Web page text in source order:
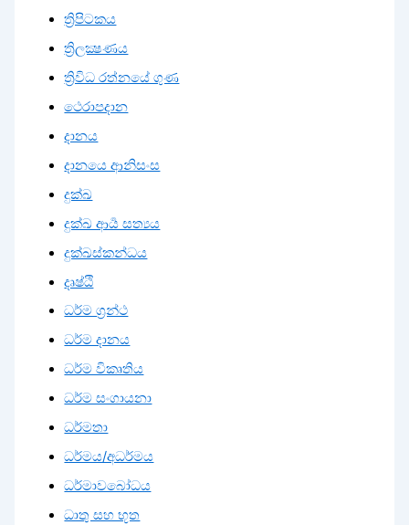
ත්‍රිපිටකය
ත්‍රිලක්‍ෂණය
ත්‍රිවිධ රත්නයේ ගුණ
ථෙරාපදාන
දානය
දානයෙ ආනිසංස
දුක්ඛ
දුක්ඛ ආර්‍ය සත්‍යය
දුක්ඛස්කන්ධය
දෘෂ්ඨි
ධර්ම ග්‍රන්ථ
ධර්ම දානය
ධර්ම විකෘතිය
ධර්ම සංගායනා
ධර්මතා
ධර්මය/අධර්මය
ධර්මාවබෝධය
ධාතු සහ භූත